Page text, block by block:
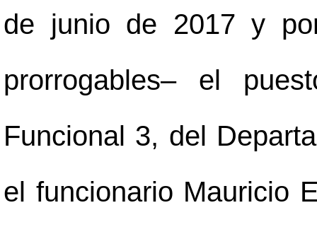
de junio de 2017 y
prorrogables–el
Funcional 3, del
el funcionario Mauricio